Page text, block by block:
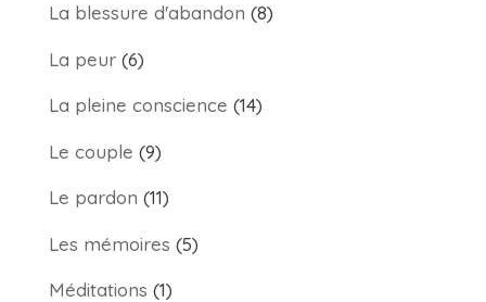
La blessure d'abandon (8)
La peur(6)
La pleine conscience (14)
Le couple (9)
Le pardon (11)
Les mémoires (5)
Méditations (1)